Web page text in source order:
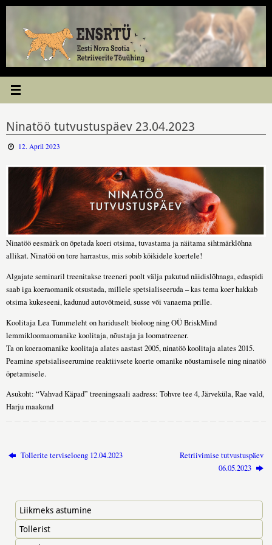
Skip
Ninatöö tutvustuspäev 23.04.2023
12. April 2023
Ninatöö eesmärk on õpetada koeri otsima, tuvastama ja näitama sihtmärklõhna
allikat. Ninatöö on tore harrastus, mis sobib kõikidele koertele!
Algajate seminaril treenitakse treeneri poolt välja pakutud näidislõhnaga, edaspidi
saab iga koeraomanik otsustada, millele spetsialiseeruda – kas tema koer hakkab
otsima kukeseeni, kadunud autovõtmeid, susse või vanaema prille.
Koolitaja Lea Tummeleht on hariduselt bioloog ning OÜ BriskMind
lemmikloomaomanike koolitaja, nõustaja ja loomatreener.
Ta on koeraomanike koolitaja alates aastast 2005, ninatöö koolitaja alates 2015.
Peamine spetsialiseerumine reaktiivsete koerte omanike nõustamisele ning ninatöö
õpetamisele.
Asukoht: “Vahvad Käpad” treeningsaali aadress: Tohvre tee 4, Järveküla, Rae vald,
Harju maakond
Tollerite terviseloeng 12.04.2023
Retriivimise tutvustuspäev
06.05.2023
Liikmeks astumine
Tollerist